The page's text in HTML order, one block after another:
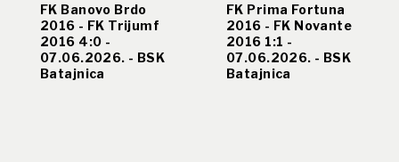
FK Banovo Brdo
2016 - FK Trijumf
2016 4:0 -
07.06.2026. - BSK
Batajnica
FK Prima Fortuna
2016 - FK Novante
2016 1:1 -
07.06.2026. - BSK
Batajnica